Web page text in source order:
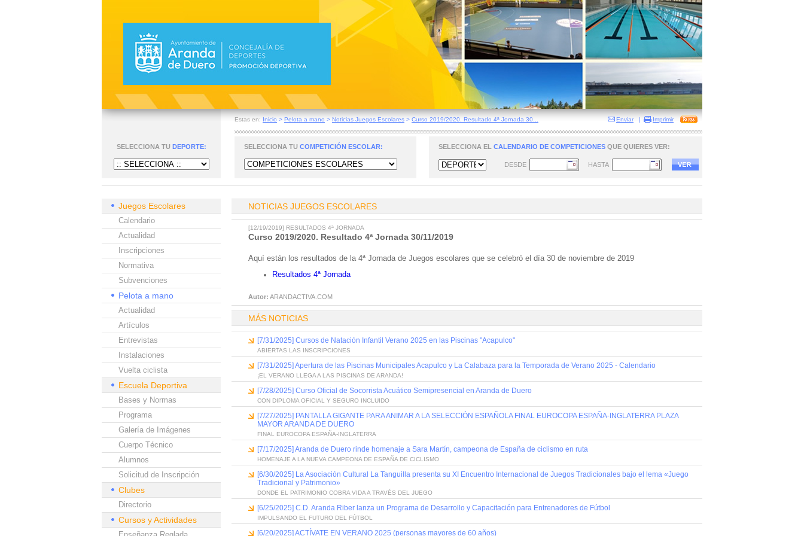
Estas en: Inicio > Pelota a mano > Noticias Juegos Escolares > Curso 2019/2020. Resultado 4ª Jornada 30... Enviar | Imprimir
SELECCIONA TU DEPORTE: SELECCIONA TU COMPETICIÓN ESCOLAR: SELECCIONA EL CALENDARIO DE COMPETICIONES QUE QUIERES VER:
DESDE HASTA
Juegos Escolares
Calendario
Actualidad
Inscripciones
Normativa
Subvenciones
Pelota a mano
Actualidad
Artículos
Entrevistas
Instalaciones
Vuelta ciclista
Escuela Deportiva
Bases y Normas
Programa
Galería de Imágenes
Cuerpo Técnico
Alumnos
Solicitud de Inscripción
Clubes
Directorio
Cursos y Actividades
NOTICIAS JUEGOS ESCOLARES
[12/19/2019] RESULTADOS 4ª JORNADA
Curso 2019/2020. Resultado 4ª Jornada 30/11/2019
Aquí están los resultados de la 4ª Jornada de Juegos escolares que se celebró el día 30 de noviembre de 2019
Resultados 4ª Jornada
Autor: ARANDACTIVA.COM
MÁS NOTICIAS
[7/31/2025] Cursos de Natación Infantil Verano 2025 en las Piscinas "Acapulco"
ABIERTAS LAS INSCRIPCIONES
[7/31/2025] Apertura de las Piscinas Municipales Acapulco y La Calabaza para la Temporada de Verano 2025 - Calendario
¡EL VERANO LLEGA A LAS PISCINAS DE ARANDA!
[7/28/2025] Curso Oficial de Socorrista Acuático Semipresencial en Aranda de Duero
CON DIPLOMA OFICIAL Y SEGURO INCLUIDO
[7/27/2025] PANTALLA GIGANTE PARA ANIMAR A LA SELECCIÓN ESPAÑOLA FINAL EUROCOPA ESPAÑA-INGLATERRA PLAZA
MAYOR ARANDA DE DUERO
FINAL EUROCOPA ESPAÑA-INGLATERRA
[7/17/2025] Aranda de Duero rinde homenaje a Sara Martín, campeona de España de ciclismo en ruta
HOMENAJE A LA NUEVA CAMPEONA DE ESPAÑA DE CICLISMO
[6/30/2025] La Asociación Cultural La Tanguilla presenta su XI Encuentro Internacional de Juegos Tradicionales bajo el lema «Juego
Tradicional y Patrimonio»
DONDE EL PATRIMONIO COBRA VIDA A TRAVÉS DEL JUEGO
[6/25/2025] C.D. Aranda Riber lanza un Programa de Desarrollo y Capacitación para Entrenadores de Fútbol
IMPULSANDO EL FUTURO DEL FÚTBOL
[6/20/2025] ACTÍVATE EN VERANO 2025 (personas mayores de 60 años)